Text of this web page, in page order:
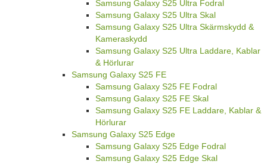
Samsung Galaxy S25 Ultra Fodral
Samsung Galaxy S25 Ultra Skal
Samsung Galaxy S25 Ultra Skärmskydd &
Kameraskydd
Samsung Galaxy S25 Ultra Laddare, Kablar
& Hörlurar
Samsung Galaxy S25 FE
Samsung Galaxy S25 FE Fodral
Samsung Galaxy S25 FE Skal
Samsung Galaxy S25 FE Laddare, Kablar &
Hörlurar
Samsung Galaxy S25 Edge
Samsung Galaxy S25 Edge Fodral
Samsung Galaxy S25 Edge Skal